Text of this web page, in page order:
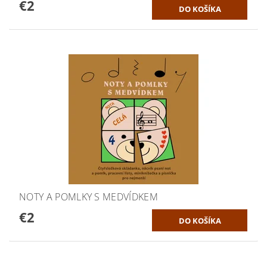
€2
NOTY A POMLKY S MEDVÍDKEM
€2